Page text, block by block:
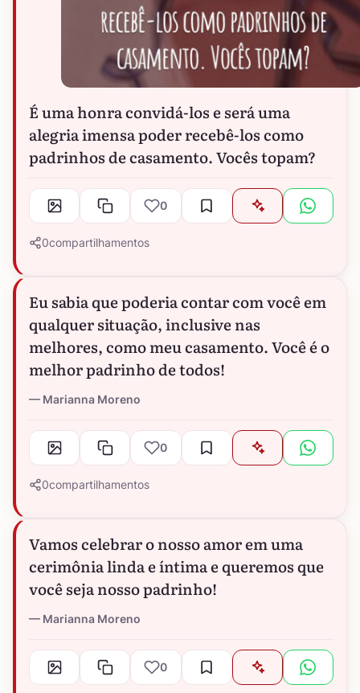
É uma honra convidá-los e será uma
alegria imensa poder recebê-los como
padrinhos de casamento. Vocês topam?
0
0compartilhamentos
Eu sabia que poderia contar com você em
qualquer situação, inclusive nas
melhores, como meu casamento. Você é o
melhor padrinho de todos!
Marianna Moreno
0
0compartilhamentos
Vamos celebrar o nosso amor em uma
cerimônia linda e íntima e queremos que
você seja nosso padrinho!
Marianna Moreno
0